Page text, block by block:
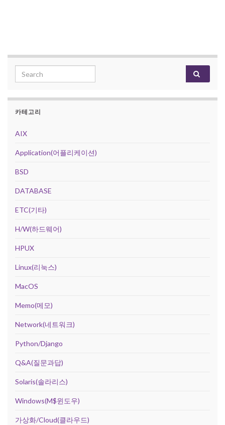
Search for:
카테고리
AIX
Application(어플리케이션)
BSD
DATABASE
ETC(기타)
H/W(하드웨어)
HPUX
Linux(리눅스)
MacOS
Memo(메모)
Network(네트워크)
Python/Django
Q&A(질문과답)
Solaris(솔라리스)
Windows(M$윈도우)
가상화/Cloud(클라우드)